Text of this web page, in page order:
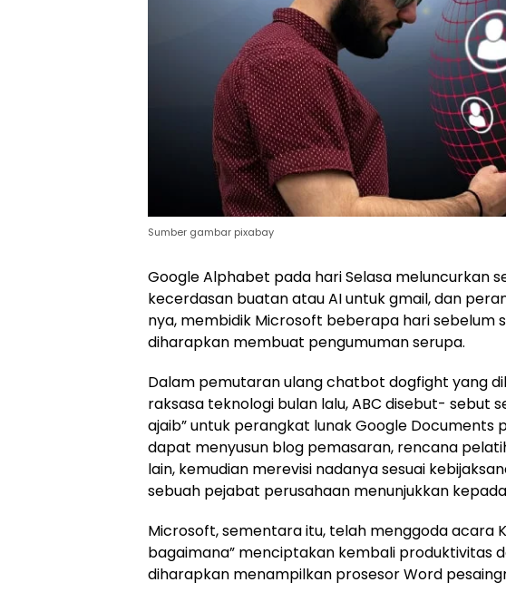
Sumber gambar pixabay
Google Alphabet pada hari Selasa meluncurkan
kecerdasan buatan atau AI untuk gmail, dan
nya, membidik Microsoft beberapa hari sebelum
diharapkan membuat pengumuman serupa.
Dalam pemutaran ulang chatbot dogfight yang
raksasa teknologi bulan lalu, ABC disebut- sebut
ajaib” untuk perangkat lunak Google Documents
dapat menyusun blog pemasaran, rencana
lain, kemudian merevisi nadanya sesuai
sebuah pejabat perusahaan menunjukkan
Microsoft, sementara itu, telah menggoda acara
bagaimana” menciptakan kembali produktivitas
diharapkan menampilkan prosesor Word